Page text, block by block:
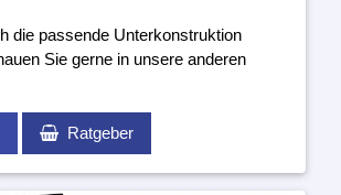
die passende Unterkonstruktion
Sie gerne in unsere anderen
Ratgeber